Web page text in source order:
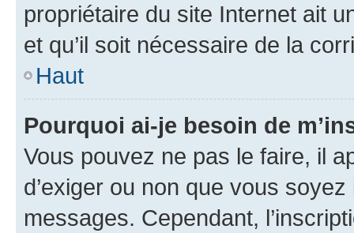
propriétaire du site Internet ait
et qu’il soit nécessaire de la
Haut
Pourquoi ai-je besoin de
Vous pouvez ne pas le faire, il
d’exiger ou non que vous
messages. Cependant,